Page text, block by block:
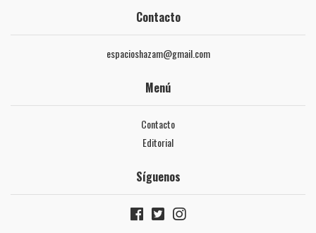
Contacto
espacioshazam@gmail.com
Menú
Contacto
Editorial
Síguenos